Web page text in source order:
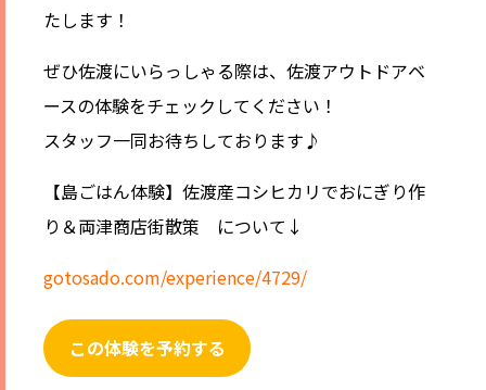
たします！
ぜひ佐渡にいらっしゃる際は、佐渡アウトドアベ
ースの体験をチェックしてください！
スタッフ一同お待ちしております♪
【島ごはん体験】佐渡産コシヒカリでおにぎり作
り＆両津商店街散策 について↓
gotosado.com/experience/4729/
この体験を予約する